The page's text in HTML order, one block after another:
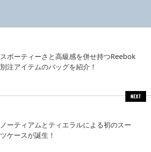
スポーティーさと高級感を併せ持つReebok
別注アイテムのバッグを紹介！
NEXT
ノーティアムとティエラルによる初のスー
ツケースが誕生！